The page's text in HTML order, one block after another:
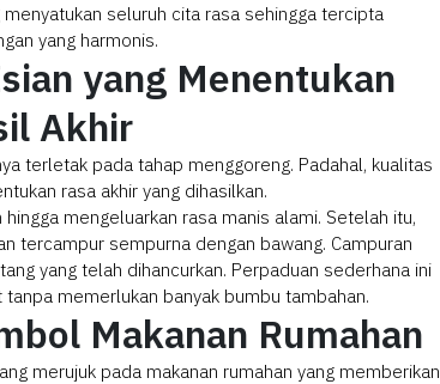
seluruh cita rasa sehingga tercipta
yang harmonis.
yang Menentukan
Akhir
terletak pada tahap menggoreng. Padahal, kualitas
rasa akhir yang dihasilkan.
mengeluarkan rasa manis alami. Setelah itu,
tercampur sempurna dengan bawang. Campuran
yang telah dihancurkan. Perpaduan sederhana ini
memerlukan banyak bumbu tambahan.
Makanan Rumahan
merujuk pada makanan rumahan yang memberikan